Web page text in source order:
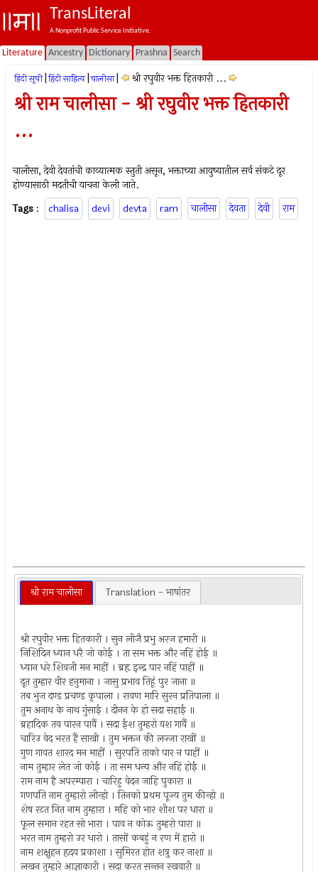
TransLiteral
A Nonprofit Public Service Initiative.
Literature Ancestry Dictionary Prashna Search
हिंदी सूची हिंदी साहित्य चालीसा श्री रघुवीर भक्त हितकारी ...
श्री राम चालीसा - श्री रघुवीर भक्त हितकारी
...
चालीसा, देवी देवतांची काव्यात्मक स्तुती असून, भक्ताच्या आयुष्यातील सर्व संकटे दूर
होण्यासाठी मदतीची याचना केली जाते.
Tags : chalisa devi devta ram चालीसा देवता देवी राम
श्री राम चालीसा Translation - भाषांतर
श्री रघुवीर भक्त हितकारी । सुन लीजै प्रभु अरज हमारी ॥
निशिदिन ध्यान धरै जो कोई । ता सम भक्त और नहिं होई ॥
ध्यान धरे शिवजी मन माहीं । ब्रहृ इन्द्र पार नहिं पाहीं ॥
दूत तुम्हार वीर हनुमाना । जासु प्रभाव तिहूं पुर जाना ॥
तब भुज दण्ड प्रचण्ड कृपाला । रावण मारि सुरन प्रतिपाला ॥
तुम अनाथ के नाथ गुंसाई । दीनन के हो सदा सहाई ॥
ब्रहादिक तव पारन पावैं । सदा ईश तुम्हरो यश गावैं ॥
चारिउ वेद भरत हैं साखी । तुम भक्तन की लज्जा राखीं ॥
गुण गावत शारद मन माहीं । सुरपति ताको पार न पाहीं ॥
नाम तुम्हार लेत जो कोई । ता सम धन्य और नहिं होई ॥
राम नाम है अपरम्पारा । चारिहु वेदन जाहि पुकारा ॥
गणपति नाम तुम्हारो लीन्हो । तिनको प्रथम पूज्य तुम कीन्हो ॥
शेष रटत नित नाम तुम्हारा । महि को भार शीश पर धारा ॥
फूल समान रहत सो भारा । पाव न कोऊ तुम्हरो पारा ॥
भरत नाम तुम्हरो उर धारो । तासों कबहुं न रण में हारो ॥
नाम शक्षुहन हृदय प्रकाशा । सुमिरत होत शत्रु कर नाशा ॥
लखन तुम्हारे आज्ञाकारी । सदा करत सन्तन रखवारी ॥